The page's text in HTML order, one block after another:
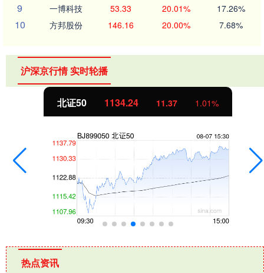
9 一博科技 53.33 20.01% 17.26%
10 方邦股份 146.16 20.00% 7.68%
沪深京行情 实时轮播
北证50 1134.24 11.37 1.01%
热点资讯